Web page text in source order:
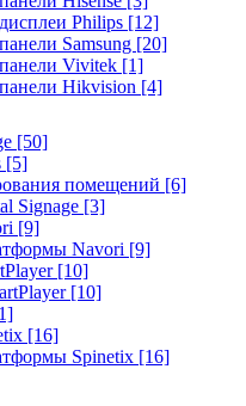
Philips [12]
Samsung [20]
Vivitek [1]
Hikvision [4]
[50]
[5]
помещений [6]
Signage [3]
[9]
Navori [9]
[10]
[10]
[16]
Spinetix [16]